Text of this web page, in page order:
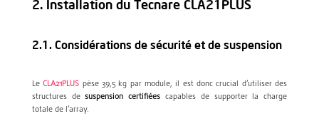
2. Installation du Tecnare CLA21PLUS
2.1. Considérations de sécurité et de suspension
LeCLA21PLUS pèse 39,5 kg par module, il est donc crucial d’utiliser des
structures desuspension certifiées capables de supporter la charge
totale de l’array.